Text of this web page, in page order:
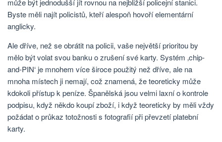
může být jednodušší jít rovnou na nejbližší policejní stanici.
Byste měli najít policistů, kteří alespoň hovoří elementární
anglicky.
Ale dříve, než se obrátit na policii, vaše největší prioritou by
mělo být volat svou banku o zrušení své karty. Systém ‚chip-
and-PIN‘ je mnohem více široce použitý než dříve, ale na
mnoha místech ji nemají, což znamená, že teoreticky může
kdokoli přístup k peníze. Španělská jsou velmi laxní o kontrole
podpisu, když někdo koupí zboží, i když teoreticky by měli vždy
požádat o průkaz totožnosti s fotografií při převzetí platební
karty.